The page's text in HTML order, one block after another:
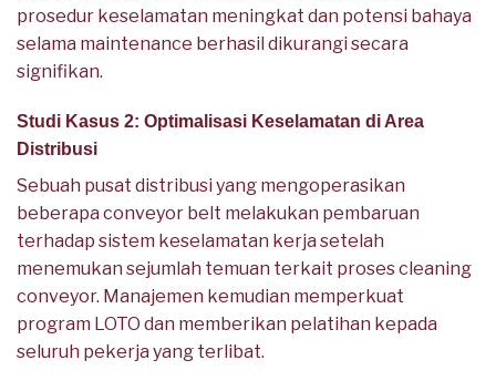
prosedur keselamatan meningkat dan potensi bahaya
selama maintenance berhasil dikurangi secara
signifikan.
Studi Kasus 2: Optimalisasi Keselamatan di Area
Distribusi
Sebuah pusat distribusi yang mengoperasikan
beberapa conveyor belt melakukan pembaruan
terhadap sistem keselamatan kerja setelah
menemukan sejumlah temuan terkait proses cleaning
conveyor. Manajemen kemudian memperkuat
program LOTO dan memberikan pelatihan kepada
seluruh pekerja yang terlibat.